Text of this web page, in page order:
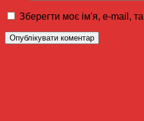
Зберегти моє ім'я, e-mail,